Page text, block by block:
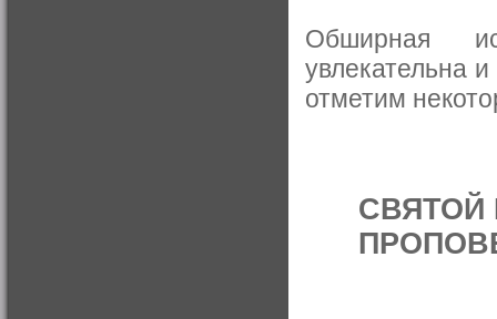
Обширная
увлекательна
отметим
СВЯТОЙ